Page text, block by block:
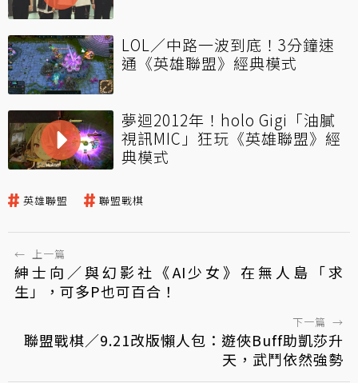
LOL／中路一波到底！3分鐘速
通《英雄聯盟》經典模式
夢迴2012年！holo Gigi「油膩
視訊MIC」狂玩《英雄聯盟》經
典模式
英雄聯盟 聯盟戰棋
← 上一篇
紳士向／與幻影社《AI少女》在無人島「求
生」，可多P也可百合！
下一篇 →
聯盟戰棋／9.21改版懶人包：遊俠Buff助凱莎升
天，武鬥依然強勢